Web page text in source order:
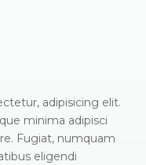
adipisicing elit.
minima adipisci
Fugiat, numquam
eligendi